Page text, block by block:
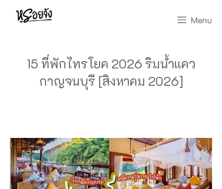
Skip
Menu
15 ที่พักไทรโยค 2026 ริมน้ำแคว
กาญจนบุรี [สิงหาคม 2026]